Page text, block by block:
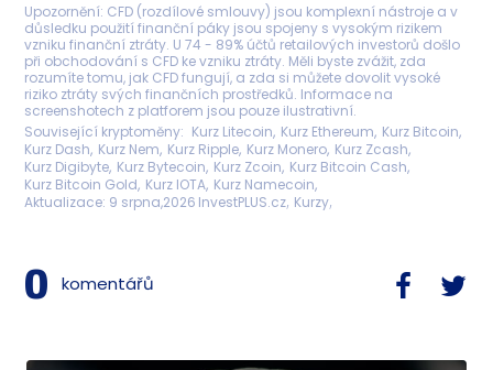
Upozornění: CFD (rozdílové smlouvy) jsou komplexní nástroje a v
důsledku použití finanční páky jsou spojeny s vysokým rizikem
vzniku finanční ztráty. U 74 - 89% účtů retailových investorů došlo
při obchodování s CFD ke vzniku ztráty. Měli byste zvážit, zda
rozumíte tomu, jak CFD fungují, a zda si můžete dovolit vysoké
riziko ztráty svých finančních prostředků. Informace na
screenshotech z platforem jsou pouze ilustrativní.
Související kryptoměny
Kurz Litecoin Kurz Ethereum Kurz Bitcoin
Kurz Dash Kurz Nem Kurz Ripple Kurz Monero Kurz Zcash
Kurz Digibyte Kurz Bytecoin Kurz Zcoin Kurz Bitcoin Cash
Kurz Bitcoin Gold Kurz IOTA Kurz Namecoin
Aktualizace: 9 srpna,2026 InvestPLUS.cz Kurzy
0 komentářů